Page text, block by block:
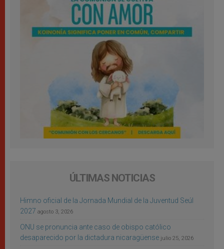
ÚLTIMAS NOTICIAS
Himno oficial de la Jornada Mundial de la Juventud Seúl
2027 agosto 3, 2026
ONU se pronuncia ante caso de obispo católico
desaparecido por la dictadura nicaragüense julio 25, 2026